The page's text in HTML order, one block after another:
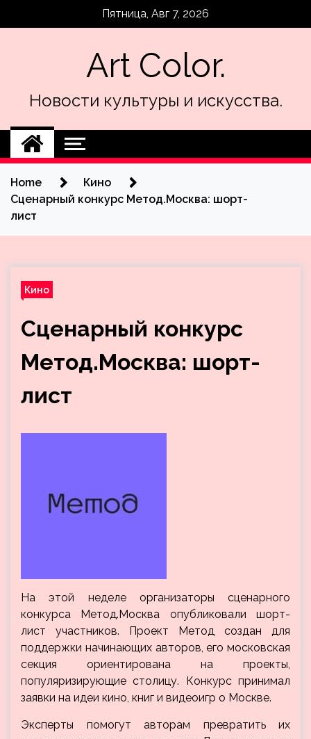
Пятница, Авг 7, 2026
Art Color.
Новости культуры и искусства.
Home
Кино
Сценарный конкурс Метод.Москва: шорт-
лист
Кино
Сценарный конкурс
Метод.Москва: шорт-
лист
На этой неделе организаторы сценарного
конкурса Метод.Москва опубликовали шорт-
лист участников. Проект Метод создан для
поддержки начинающих авторов, его московская
секция ориентирована на проекты,
популяризирующие столицу. Конкурс принимал
заявки на идеи кино, книг и видеоигр о Москве.
Эксперты помогут авторам превратить их